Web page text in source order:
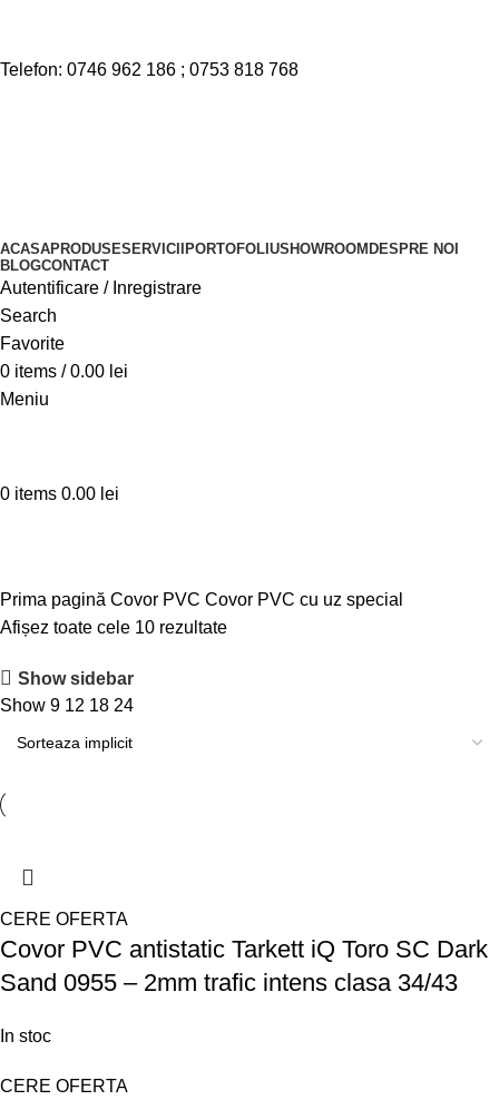
Telefon: 0746 962 186 ; 0753 818 768
ACASAPRODUSESERVICII PORTOFOLIUSHOWROOM DESPRE NOI
BLOGCONTACT
Autentificare / Inregistrare
Search
Favorite
0 items / 0.00 lei
Meniu
0 items 0.00 lei
Prima pagină Covor PVC Covor PVC cu uz special
Afișez toate cele 10 rezultate
Show sidebar
Show 9 12 18 24
CERE OFERTA
Covor PVC antistatic Tarkett iQ Toro SC Dark
Sand 0955 – 2mm trafic intens clasa 34/43
In stoc
CERE OFERTA